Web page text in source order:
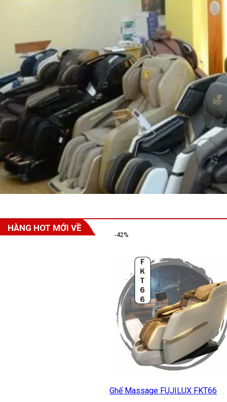
HÀNG HOT MỚI VỀ
-42%
Ghế Massage FUJILUX FKT66